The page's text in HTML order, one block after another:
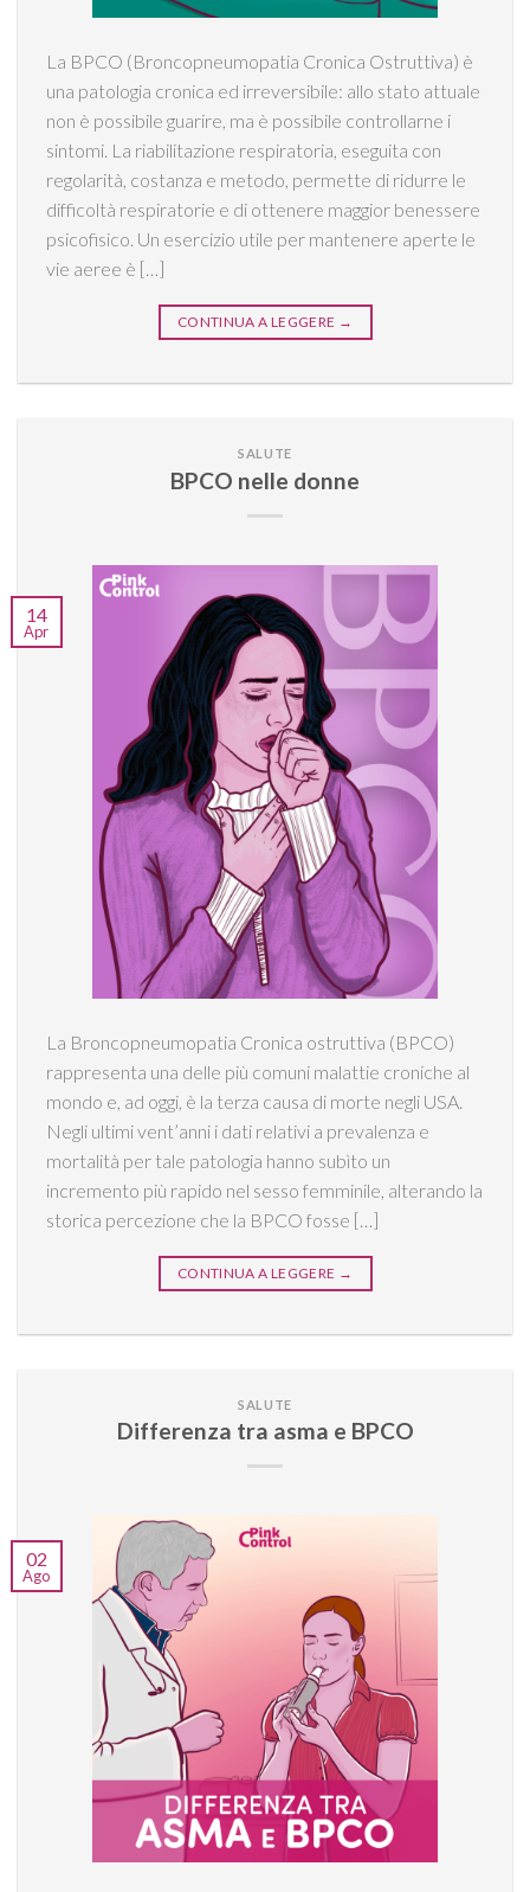
La BPCO (Broncopneumopatia Cronica Ostruttiva) è
una patologia cronica ed irreversibile: allo stato attuale
non è possibile guarire, ma è possibile controllarne i
sintomi. La riabilitazione respiratoria, eseguita con
regolarità, costanza e metodo, permette di ridurre le
difficoltà respiratorie e di ottenere maggior benessere
psicofisico. Un esercizio utile per mantenere aperte le
vie aeree è […]
CONTINUA A LEGGERE →
SALUTE
BPCO nelle donne
14
Apr
La Broncopneumopatia Cronica ostruttiva (BPCO)
rappresenta una delle più comuni malattie croniche al
mondo e, ad oggi, è la terza causa di morte negli USA.
Negli ultimi vent’anni i dati relativi a prevalenza e
mortalità per tale patologia hanno subìto un
incremento più rapido nel sesso femminile, alterando la
storica percezione che la BPCO fosse […]
CONTINUA A LEGGERE →
SALUTE
Differenza tra asma e BPCO
02
Ago